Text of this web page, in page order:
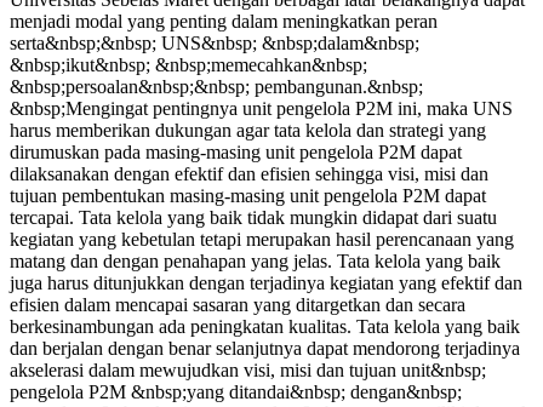
menjadi modal yang penting dalam meningkatkan peran
serta&nbsp;&nbsp; UNS&nbsp; &nbsp;dalam&nbsp;
&nbsp;ikut&nbsp; &nbsp;memecahkan&nbsp;
&nbsp;persoalan&nbsp;&nbsp; pembangunan.&nbsp;
&nbsp;Mengingat pentingnya unit pengelola P2M ini, maka UNS
harus memberikan dukungan agar tata kelola dan strategi yang
dirumuskan pada masing-masing unit pengelola P2M dapat
dilaksanakan dengan efektif dan efisien sehingga visi, misi dan
tujuan pembentukan masing-masing unit pengelola P2M dapat
tercapai. Tata kelola yang baik tidak mungkin didapat dari suatu
kegiatan yang kebetulan tetapi merupakan hasil perencanaan yang
matang dan dengan penahapan yang jelas. Tata kelola yang baik
juga harus ditunjukkan dengan terjadinya kegiatan yang efektif dan
efisien dalam mencapai sasaran yang ditargetkan dan secara
berkesinambungan ada peningkatan kualitas. Tata kelola yang baik
dan berjalan dengan benar selanjutnya dapat mendorong terjadinya
akselerasi dalam mewujudkan visi, misi dan tujuan unit&nbsp;
pengelola P2M &nbsp;yang ditandai&nbsp; dengan&nbsp;